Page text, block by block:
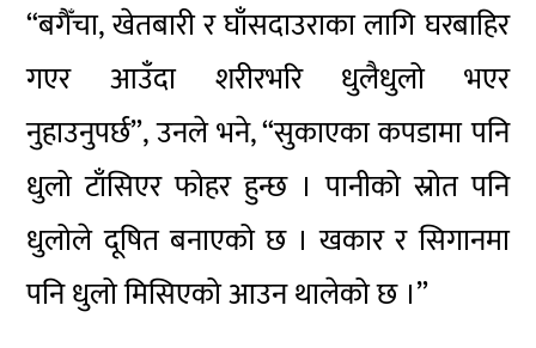
“बगैँचा, खेतबारी र घाँसदाउराका लागि घरबाहिर
गएर आउँदा शरीरभरि धुलैधुलो भएर
नुहाउनुपर्छ”, उनले भने, “सुकाएका कपडामा पनि
धुलो टाँसिएर फोहर हुन्छ । पानीको स्रोत पनि
धुलोले दूषित बनाएको छ । खकार र सिगानमा
पनि धुलो मिसिएको आउन थालेको छ ।”